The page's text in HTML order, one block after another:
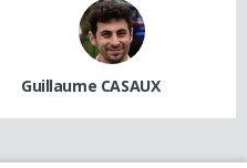
Guillaume CASAUX